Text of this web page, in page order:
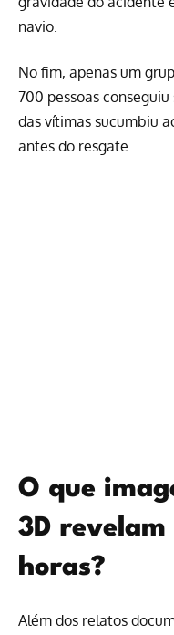
navio.
No fim, apenas um
700 pessoas
das vítimas sucumbiu
antes do resgate.
O que
3D
horas?
Além dos relatos